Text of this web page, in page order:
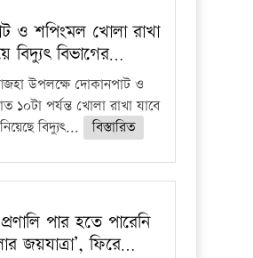
ও শপিংমল খোলা রাখা
বিদ্যুৎ বিভাগের…
উপলক্ষে দোকানপাট ও
১০টা পর্যন্ত খোলা রাখা যাবে
বিদ্যুৎ...
বিস্তারিত
পার হতে পারেনি
জয়যাত্রা’, ফিরে…